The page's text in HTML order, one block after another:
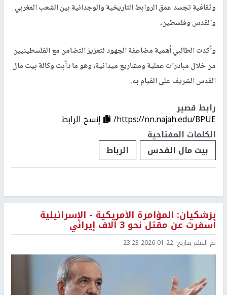
وثقافية تجسد عمق الروابط التاريخية والوجدانية بين الشعب المغربي
والقدس وفلسطين.
وأكدت الطالبي أهمية مضاعفة الجهود لتعزيز التضامن مع الفلسطينيين
من خلال مبادرات عملية ومشاريع ميدانية، وهو ما دأبت وكالة بيت مال
القدس الشريف على القيام به.
رابط قصير
https://nn.najah.edu/BPUE/
إنسخ الرابط
الكلمات المفتاحية
بيت مال القدس
الرباط
بزشكيان: المؤامرة الأمريكية - الإسرائيلية
أسفرت عن مقتل نحو 3 آلاف إيراني
تم النشر بتاريخ: 2026-01-22 23:23